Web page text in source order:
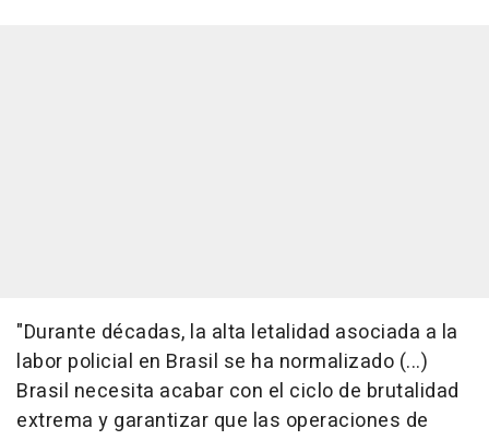
"Durante décadas, la alta letalidad asociada a la
labor policial en Brasil se ha normalizado (...)
Brasil necesita acabar con el ciclo de brutalidad
extrema y garantizar que las operaciones de